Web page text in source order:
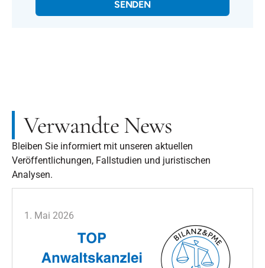
SENDEN
Verwandte News
Bleiben Sie informiert mit unseren aktuellen
Veröffentlichungen, Fallstudien und juristischen
Analysen.
1. Mai 2026